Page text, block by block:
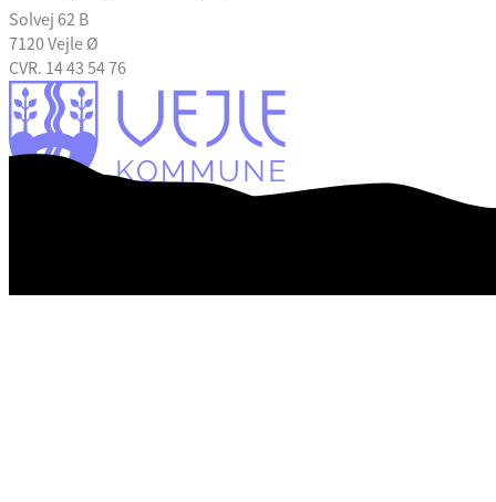
Solvej 62 B
7120 Vejle Ø
CVR. 14 43 54 76
Databeskyttelse